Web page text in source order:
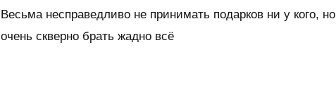
Весьма несправедливо не принимать подарков ни у кого, но
очень скверно брать жадно всё